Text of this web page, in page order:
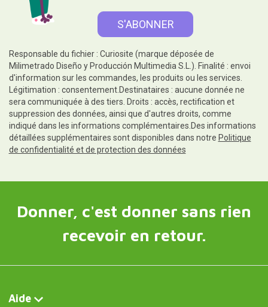
Responsable du fichier : Curiosite (marque déposée de
Milimetrado Diseño y Producción Multimedia S.L.). Finalité : envoi
d'information sur les commandes, les produits ou les services.
Légitimation : consentement.Destinataires : aucune donnée ne
sera communiquée à des tiers. Droits : accès, rectification et
suppression des données, ainsi que d'autres droits, comme
indiqué dans les informations complémentaires.Des informations
détaillées supplémentaires sont disponibles dans notre Politique
de confidentialité et de protection des données
Donner, c'est donner sans rien
recevoir en retour.
Aide